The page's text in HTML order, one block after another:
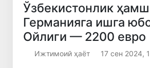
Ўзбекистонлик
Германияга ишга
Ойлиги — 2200 евро
Ижтимоий ҳаёт 17 сен 2024,